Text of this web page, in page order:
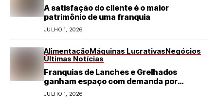
A satisfação do cliente é o maior
patrimônio de uma franquia
JULHO 1, 2026
AlimentaçãoMáquinas LucrativasNegócios
Últimas Notícias
Franquias de Lanches e Grelhados
ganham espaço com demanda por
refeições rápidas e de qualidade
JULHO 1, 2026